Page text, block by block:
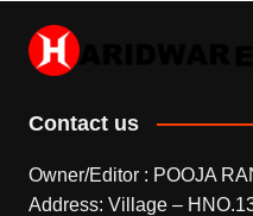
Contact us
Owner/Editor : POOJA
Address: Village –